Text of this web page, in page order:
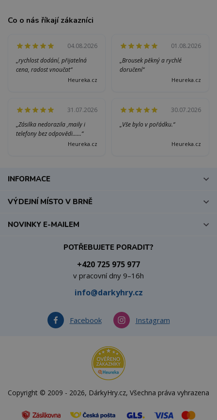
Co o nás říkají zákazníci
04.08.2026
„rychlost dodání, přijatelná
cena, radost vnoučat“
Heureka.cz
01.08.2026
„Brousek pěkný a rychlé
doručení“
Heureka.cz
31.07.2026
„Zásilka nedorazila ,maily i
telefony bez odpovědi......“
Heureka.cz
30.07.2026
„Vše bylo v pořádku.“
Heureka.cz
INFORMACE
VÝDEJNÍ MÍSTO V BRNĚ
POTŘEBUJETE PORADIT?
+420 725 975 977
v pracovní dny 9–16h
info@darkyhry.cz
Facebook Instagram
NOVINKY E-MAILEM
Copyright © 2009 - 2026, DárkyHry.cz, Všechna práva vyhrazena